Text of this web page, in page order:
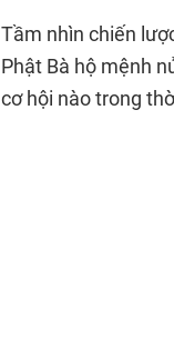
Tầm nhìn chiến
Phật Bà hộ mệnh
cơ hội nào trong